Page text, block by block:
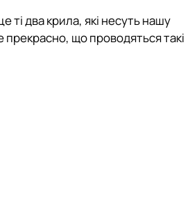
ті два крила, які несуть нашу
що проводяться такі